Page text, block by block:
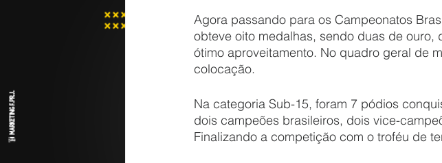
Agora passando para os Campeonatos
obteve oito medalhas, sendo duas de
ótimo aproveitamento. No quadro geral de
colocação.
Na categoria Sub-15, foram 7 pódios
dois campeões brasileiros, dois vice-
Finalizando a competição com o troféu de